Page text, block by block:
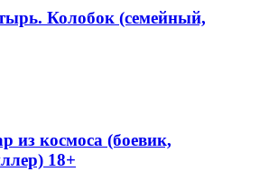
Колобок (семейный,
из космоса (боевик,
18+